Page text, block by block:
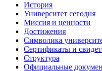
История
Университет сегодня
Миссия и ценности
Достижения
Символика
Сертификаты и
Структура
Официальные